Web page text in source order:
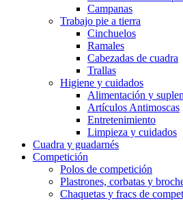
Campanas
Trabajo pie a tierra
Cinchuelos
Ramales
Cabezadas de cuadra
Trallas
Higiene y cuidados
Alimentación y
Artículos Antimoscas
Entretenimiento
Limpieza y cuidados
Cuadra y guadarnés
Competición
Polos de competición
Plastrones, corbatas y
Chaquetas y fracs de